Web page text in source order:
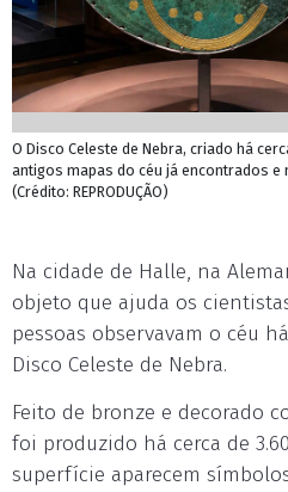
O Disco Celeste de Nebra, criado há
antigos mapas do céu já encontrados e
(Crédito: REPRODUÇÃO)
Na cidade de Halle, na
objeto que ajuda os
pessoas observavam o céu
Disco Celeste de Nebra.
Feito de bronze e decorado
foi produzido há cerca de
superfície aparecem